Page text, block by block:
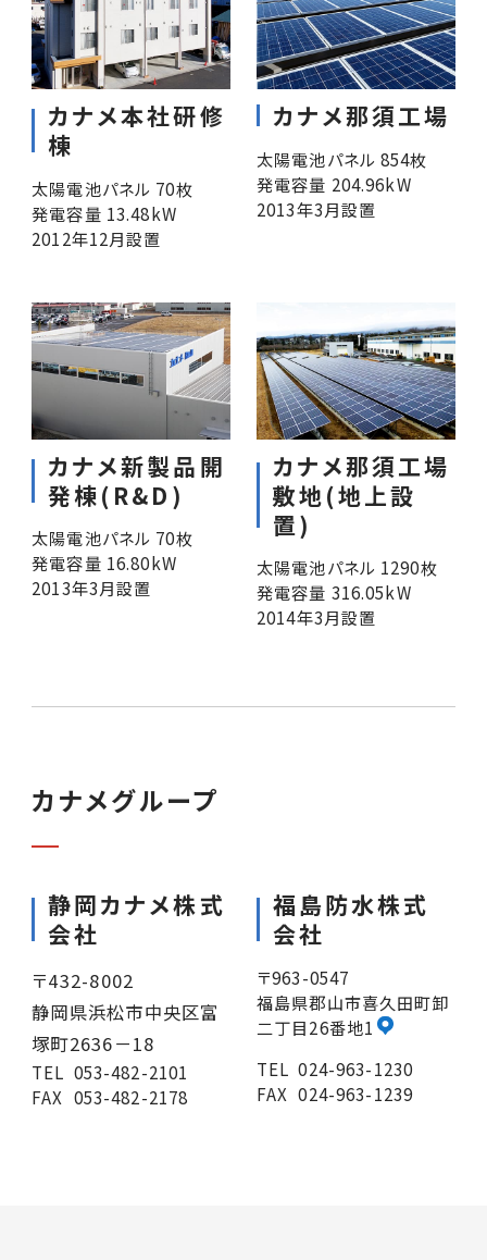
カナメ本社研修
棟
太陽電池パネル 70枚
発電容量 13.48kW
2012年12月設置
カナメ那須工場
太陽電池パネル 854枚
発電容量 204.96kW
2013年3月設置
カナメ新製品開
発棟(R&D)
太陽電池パネル 70枚
発電容量 16.80kW
2013年3月設置
カナメ那須工場
敷地(地上設
置)
太陽電池パネル 1290枚
発電容量 316.05kW
2014年3月設置
カナメグループ
静岡カナメ株式
会社
〒432-8002
静岡県浜松市中央区富
塚町2636－18
TEL 053-482-2101
FAX 053-482-2178
福島防水株式
会社
〒963-0547
福島県郡山市喜久田町卸
二丁目26番地1
TEL 024-963-1230
FAX 024-963-1239